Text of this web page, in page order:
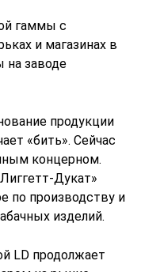
гаммы с
и магазинах в
на заводе
продукции
«бить». Сейчас
концерном.
Дукат»
по производству и
изделий.
LD продолжает